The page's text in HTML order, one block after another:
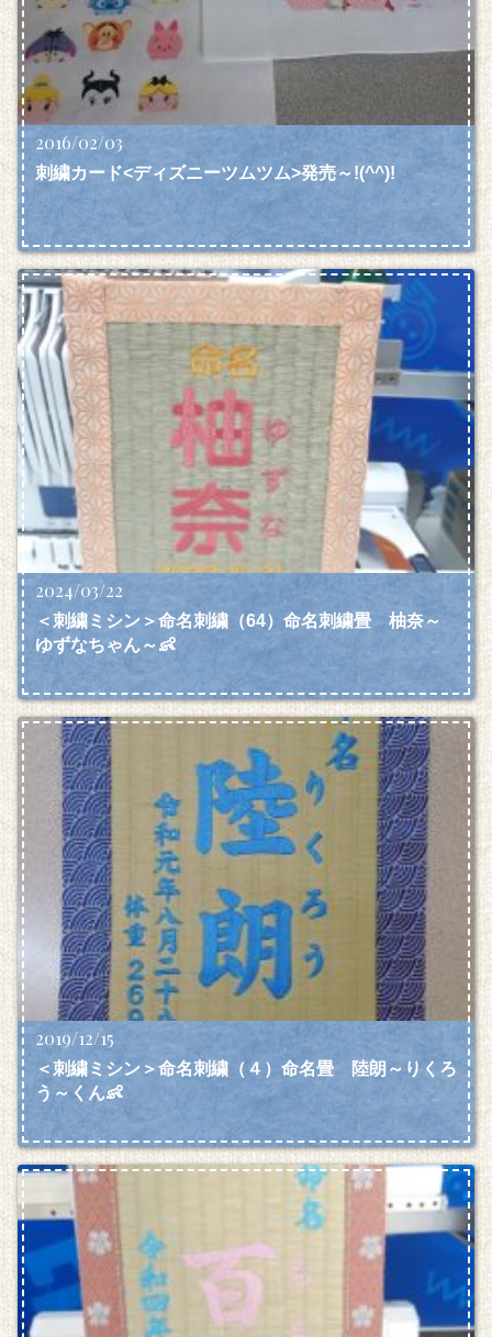
2016/02/03
刺繍カード<ディズニーツムツム>発売～!(^^)!
2024/03/22
＜刺繍ミシン＞命名刺繍（64）命名刺繍畳 柚奈～
ゆずなちゃん～👶
2019/12/15
＜刺繍ミシン＞命名刺繍（４）命名畳 陸朗～りくろ
う～くん👶